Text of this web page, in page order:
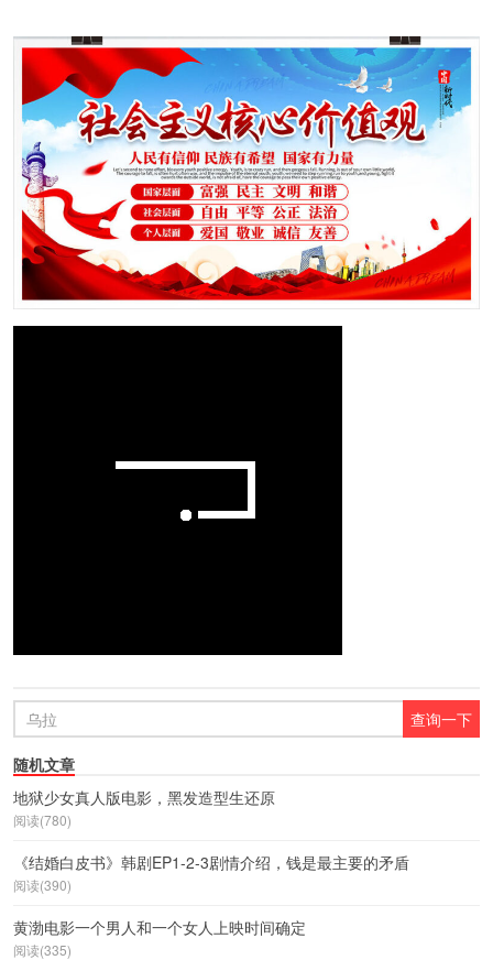
随机文章
地狱少女真人版电影，黑发造型生还原
阅读(780)
《结婚白皮书》韩剧EP1-2-3剧情介绍，钱是最主要的矛盾
阅读(390)
黄渤电影一个男人和一个女人上映时间确定
阅读(335)